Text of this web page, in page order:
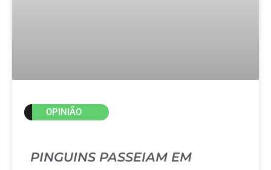
OPINIÃO
PINGUINS PASSEIAM EM